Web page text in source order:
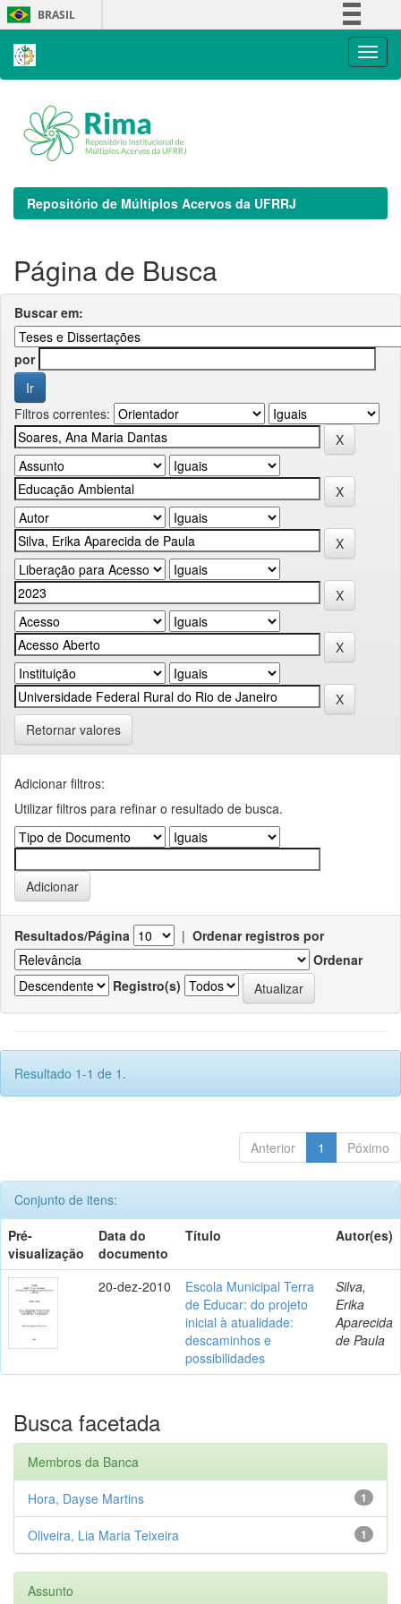
Skip
navigation
BRASIL
Repositório de Múltiplos Acervos da UFRRJ
Página de Busca
Buscar em:
por
Filtros correntes:
Retornar valores
Adicionar filtros:
Utilizar filtros para refinar o resultado de busca.
Resultados/Página | Ordenar registros por
Ordenar
Registro(s)
Resultado 1-1 de 1.
Anterior 1 Póximo
Conjunto de itens:
Pré-
visualização
Data do
documento
Título Autor(es)
20-dez-2010
Escola Municipal Terra
de Educar: do projeto
inicial à atualidade:
descaminhos e
possibilidades
Silva,
Erika
Aparecida
de Paula
Busca facetada
Membros da Banca
1
Hora, Dayse Martins
1
Oliveira, Lia Maria Teixeira
Assunto